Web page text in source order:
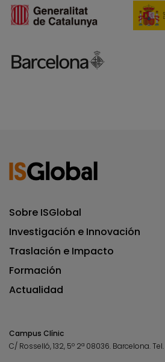
Sobre ISGlobal
Investigación e Innovación
Traslación e Impacto
Formación
Actualidad
Campus Clínic
C/ Rosselló, 132, 5º 2ª 08036. Barcelona.Tel.